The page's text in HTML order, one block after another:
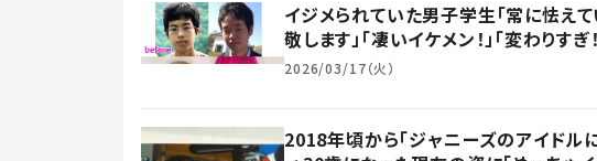
イジメられていた男子学生「常に怯え
敬します」「凄いイケメン！」「変わりすぎ！
2026/03/17（火）
2018年頃から「ジャニーズのアイドル